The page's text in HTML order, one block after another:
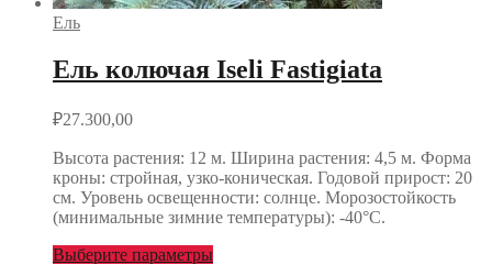
Ель
Ель колючая Iseli Fastigiata
₽27.300,00
Высота растения: 12 м. Ширина растения: 4,5 м. Форма
кроны: стройная, узко-коническая. Годовой прирост: 20
см. Уровень освещенности: солнце. Морозостойкость
(минимальные зимние температуры): -40°С.
Выберите параметры